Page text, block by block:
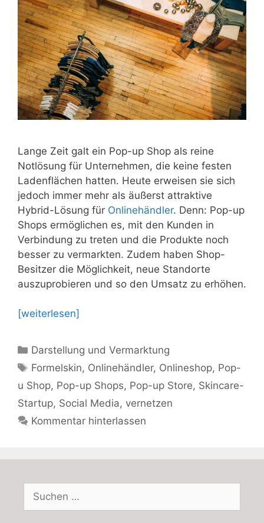
Lange Zeit galt ein Pop-up Shop als reine
Notlösung für Unternehmen, die keine festen
Ladenflächen hatten. Heute erweisen sie sich
jedoch immer mehr als äußerst attraktive
Hybrid-Lösung für Onlinehändler. Denn: Pop-up
Shops ermöglichen es, mit den Kunden in
Verbindung zu treten und die Produkte noch
besser zu vermarkten. Zudem haben Shop-
Besitzer die Möglichkeit, neue Standorte
auszuprobieren und so den Umsatz zu erhöhen.
[weiterlesen]
Kategorien
Darstellung und Vermarktung
Schlagwörter
Formelskin, Onlinehändler, Onlineshop, Pop-
u Shop, Pop-up Shops, Pop-up Store, Skincare-
Startup, Social Media, vernetzen
Kommentar hinterlassen
Suchen
nach: